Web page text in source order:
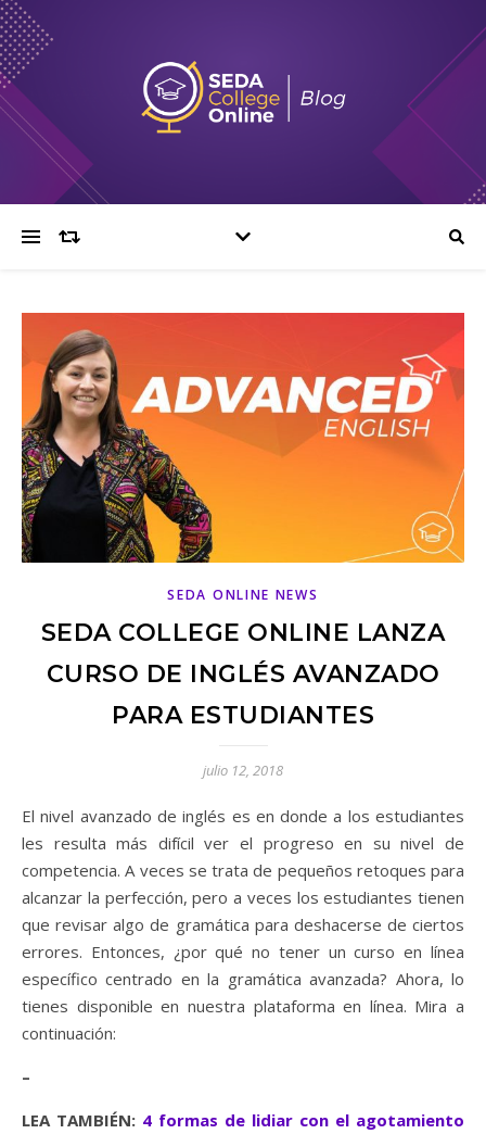
SEDA ONLINE NEWS
SEDA COLLEGE ONLINE LANZA
CURSO DE INGLÉS AVANZADO
PARA ESTUDIANTES
julio 12, 2018
El nivel avanzado de inglés es en donde a los estudiantes
les resulta más difícil ver el progreso en su nivel de
competencia. A veces se trata de pequeños retoques para
alcanzar la perfección, pero a veces los estudiantes tienen
que revisar algo de gramática para deshacerse de ciertos
errores. Entonces, ¿por qué no tener un curso en línea
específico centrado en la gramática avanzada? Ahora, lo
tienes disponible en nuestra plataforma en línea. Mira a
continuación:
–
LEA TAMBIÉN: 4 formas de lidiar con el agotamiento